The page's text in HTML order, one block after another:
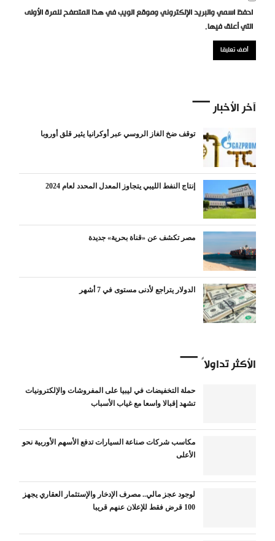
احفظ اسمي والبريد الإلكتروني وموقع الويب في هذا المتصفح للمرة الأولى
التي أعلق فيها.
آخر الأخبار
توقف ضخ الغاز الروسي عبر أوكرانيا يثير قلق أوروبا
إنتاج النفط الليبي يتجاوز المعدل المحدد لعام 2024
مصر تكشف عن «قناة بحرية» جديدة
الدولار يتراجع لأدنى مستوى في 7 أشهر
الأكثر تداولاً
حملة التخفيضات في ليبيا على المفروشات والإلكترونيات
تشهد إقبالا واسعا مع غياب الأسباب
مكاسب شركات صناعة السيارات تدفع الأسهم الأوربية نحو
الأعلى
لوجود عجز مالي.. مصرف الإدخار والإستثمار العقاري يجهز
100 قرض فقط للإعلان عنهم قريبا